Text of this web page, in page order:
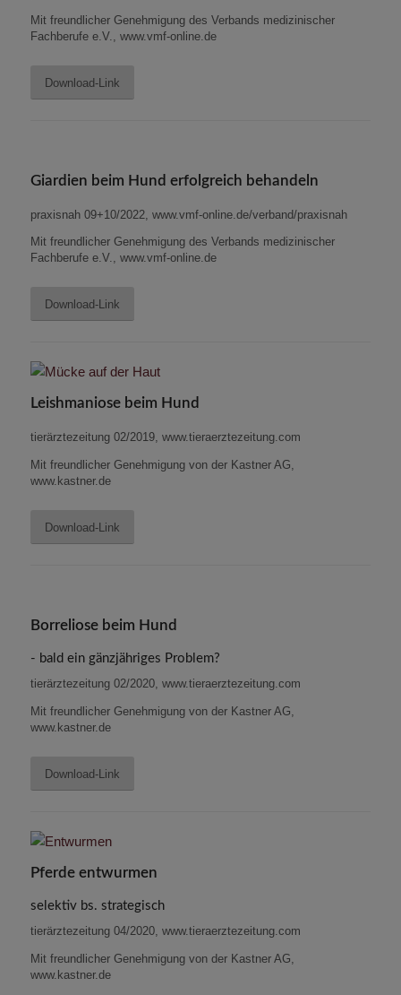
Mit freundlicher Genehmigung des Verbands medizinischer
Fachberufe e.V., www.vmf-online.de
Download-Link
Giardien beim Hund erfolgreich behandeln
praxisnah 09+10/2022, www.vmf-online.de/verband/praxisnah
Mit freundlicher Genehmigung des Verbands medizinischer
Fachberufe e.V., www.vmf-online.de
Download-Link
Leishmaniose beim Hund
tierärztezeitung 02/2019, www.tieraerztezeitung.com
Mit freundlicher Genehmigung von der Kastner AG,
www.kastner.de
Download-Link
Borreliose beim Hund
- bald ein gänzjähriges Problem?
tierärztezeitung 02/2020, www.tieraerztezeitung.com
Mit freundlicher Genehmigung von der Kastner AG,
www.kastner.de
Download-Link
Pferde entwurmen
selektiv bs. strategisch
tierärztezeitung 04/2020, www.tieraerztezeitung.com
Mit freundlicher Genehmigung von der Kastner AG,
www.kastner.de